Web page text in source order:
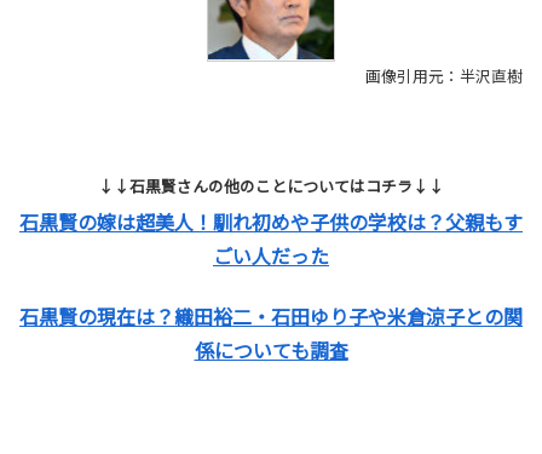
画像引用元：半沢直樹
↓↓石黒賢さんの他のことについてはコチラ↓↓
石黒賢の嫁は超美人！馴れ初めや子供の学校は？父親もす
ごい人だった
石黒賢の現在は？織田裕二・石田ゆり子や米倉涼子との関
係についても調査